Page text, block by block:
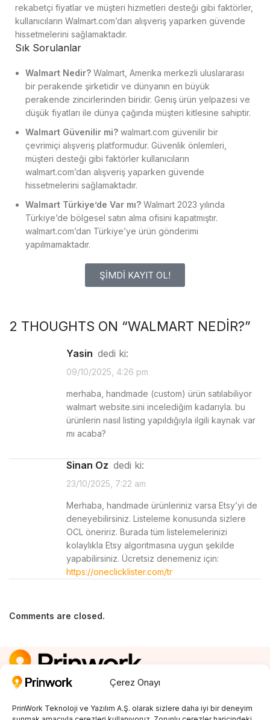
Çerez Onayı
PrinWork Teknoloji ve Yazılım A.Ş. olarak sizlere daha iyi bir deneyim
rekabetçi fiyatlar ve müşteri hizmetleri desteği gibi faktörler,
kullanıcıların Walmart.com’dan alışveriş yaparken güvende
hissetmelerini sağlamaktadır.
Sık Sorulanlar
Walmart Nedir? Walmart, Amerika merkezli uluslararası
bir perakende şirketidir ve dünyanın en büyük
perakende zincirlerinden biridir. Geniş ürün yelpazesi ve
düşük fiyatları ile dünya çağında müşteri kitlesine sahiptir.
Walmart Güvenilir mi? walmart.com güvenilir bir
çevrimiçi alışveriş platformudur. Güvenlik önlemleri,
müşteri desteği gibi faktörler kullanıcıların
walmart.com’dan alışveriş yaparken güvende
hissetmelerini sağlamaktadır.
Walmart Türkiye’de Var mı? Walmart 2023 yılında
Türkiye’de bölgesel satın alma ofisini kapatmıştır.
walmart.com’dan Türkiye’ye ürün gönderimi
yapılmamaktadır.
ŞİMDİ KAYIT OL!
2 THOUGHTS ON “WALMART NEDIR?”
Yasin dedi ki:
09/10/2025, 4:26 pm
merhaba, handmade (custom) ürün satılabiliyor
walmart website.sini incelediğim kadarıyla. bu
ürünlerin nasıl listing yapıldığıyla ilgili kaynak var
mı acaba?
Sinan Oz dedi ki:
23/10/2025, 7:22 am
Merhaba, handmade ürünleriniz varsa Etsy’yi de
deneyebilirsiniz. Listeleme konusunda sizlere
OCL öneririz. Burada tüm listelemelerinizi
kolaylıkla Etsy algoritmasına uygun şekilde
yapabilirsiniz. Ücretsiz denemeniz için:
https://oneclicklister.com/tr
Comments are closed.
Kayıt Ol